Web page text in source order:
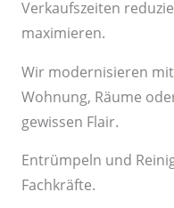
Verkaufszeiten
maximieren.
Wir modernisieren
Wohnung, Räume
gewissen Flair.
Entrümpeln und
Fachkräfte.